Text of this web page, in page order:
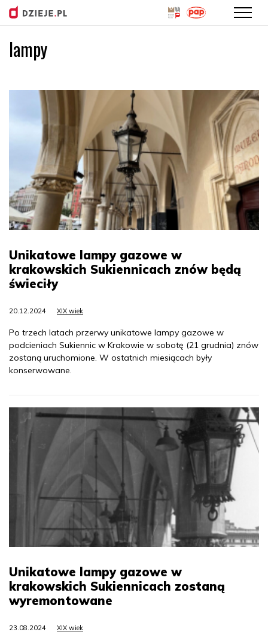
lampy
Unikatowe lampy gazowe w
krakowskich Sukiennicach znów będą
świeciły
20.12.2024 XIX wiek
Po trzech latach przerwy unikatowe lampy gazowe w
podcieniach Sukiennic w Krakowie w sobotę (21 grudnia) znów
zostaną uruchomione. W ostatnich miesiącach były
konserwowane.
Unikatowe lampy gazowe w
krakowskich Sukiennicach zostaną
wyremontowane
23.08.2024 XIX wiek